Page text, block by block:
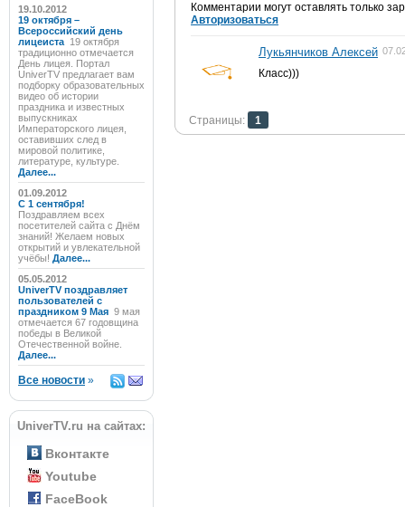
19.10.2012
19 октября –
Всероссийский день
лицеиста 19 октября
традиционно отмечается
День лицея. Портал
UniverTV предлагает вам
подборку образовательных
видео об истории
праздника и известных
выпускниках
Императорского лицея,
оставивших след в
мировой политике,
литературе, культуре.
Далее...
01.09.2012
C 1 сентября!
Поздравляем всех
посетителей сайта с Днём
знаний! Желаем новых
открытий и увлекательной
учёбы! Далее...
05.05.2012
UniverTV поздравляет
пользователей с
праздником 9 Мая 9 мая
отмечается 67 годовщина
победы в Великой
Отечественной войне.
Далее...
Все новости »
UniverTV.ru на сайтах:
Вконтакте
Youtube
FaceBook
Комментарии могут оставлять только
Авторизоваться
Лукьянчиков Алексей
Класс)))
Страницы: 1